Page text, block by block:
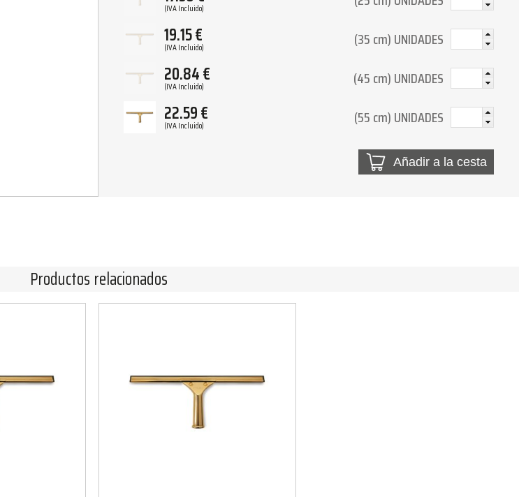
(IVA Incluido)
19.15€
(IVA Incluido) (35 cm) UNIDADES
20.84€
(IVA Incluido) (45 cm) UNIDADES
22.59€
(IVA Incluido) (55 cm) UNIDADES
Añadir a la cesta
Productos relacionados